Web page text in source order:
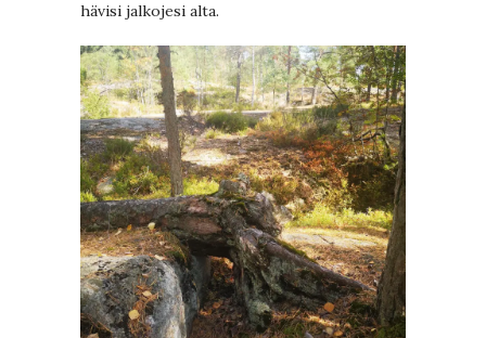
hävisi jalkojesi alta.